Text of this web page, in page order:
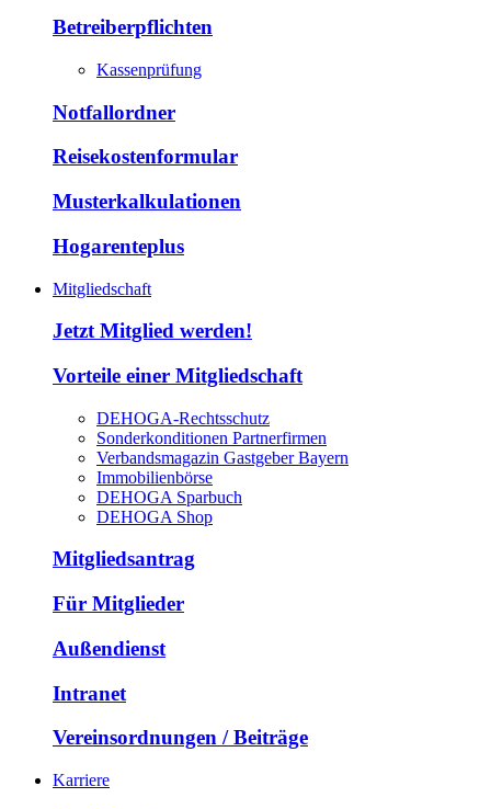
Betreiberpflichten
Kassenprüfung
Notfallordner
Reisekostenformular
Musterkalkulationen
Hogarenteplus
Mitgliedschaft
Jetzt Mitglied werden!
Vorteile einer Mitgliedschaft
DEHOGA-Rechtsschutz
Sonderkonditionen Partnerfirmen
Verbandsmagazin Gastgeber Bayern
Immobilienbörse
DEHOGA Sparbuch
DEHOGA Shop
Mitgliedsantrag
Für Mitglieder
Außendienst
Intranet
Vereinsordnungen / Beiträge
Karriere